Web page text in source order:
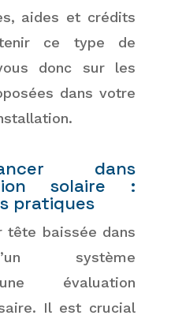
aides et crédits
ce type de
donc sur les
dans votre
dans
solaire :
pratiques
tête baissée dans
système
évaluation
Il est crucial